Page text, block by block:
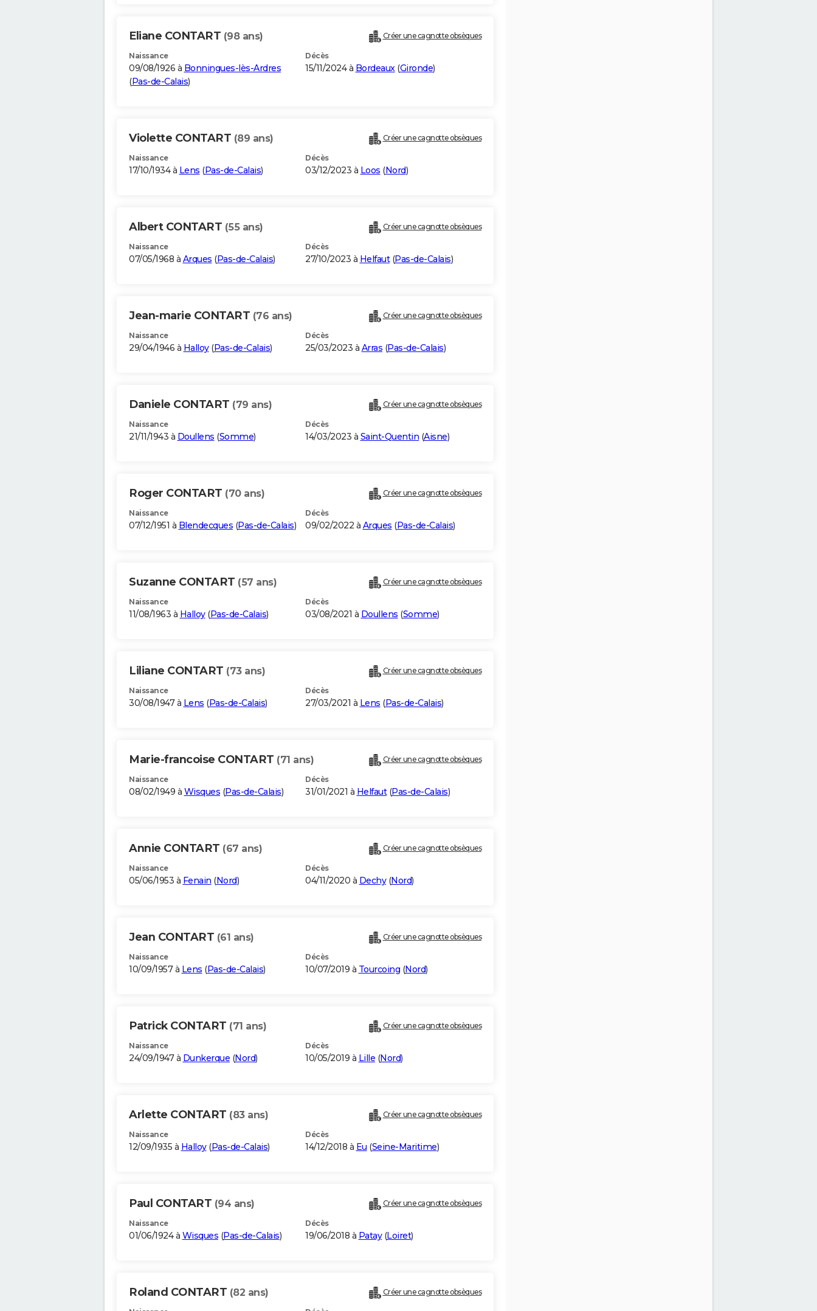
Eliane CONTART (98 ans) Créer une cagnotte obsèques
Naissance
09/08/1926 à Bonningues-lès-Ardres
(Pas-de-Calais)
Décès
15/11/2024 à Bordeaux(Gironde)
Violette CONTART (89 ans) Créer une cagnotte obsèques
Naissance
17/10/1934 à Lens (Pas-de-Calais)
Décès
03/12/2023 à Loos (Nord)
Albert CONTART (55 ans) Créer une cagnotte obsèques
Naissance
07/05/1968 à Arques (Pas-de-Calais)
Décès
27/10/2023 à Helfaut(Pas-de-Calais)
Jean-marie CONTART (76 ans) Créer une cagnotte obsèques
Naissance
29/04/1946 à Halloy(Pas-de-Calais)
Décès
25/03/2023 à Arras (Pas-de-Calais)
Daniele CONTART (79 ans) Créer une cagnotte obsèques
Naissance
21/11/1943 à Doullens (Somme)
Décès
14/03/2023 à Saint-Quentin (Aisne)
Roger CONTART (70 ans) Créer une cagnotte obsèques
Naissance
07/12/1951 à Blendecques (Pas-de-Calais)
Décès
09/02/2022 à Arques (Pas-de-Calais)
Suzanne CONTART (57 ans) Créer une cagnotte obsèques
Naissance
11/08/1963 à Halloy(Pas-de-Calais)
Décès
03/08/2021 à Doullens (Somme)
Liliane CONTART (73 ans) Créer une cagnotte obsèques
Naissance
30/08/1947 à Lens (Pas-de-Calais)
Décès
27/03/2021 à Lens (Pas-de-Calais)
Marie-francoise CONTART (71 ans) Créer une cagnotte obsèques
Naissance
08/02/1949 à Wisques (Pas-de-Calais)
Décès
31/01/2021 à Helfaut(Pas-de-Calais)
Annie CONTART (67 ans) Créer une cagnotte obsèques
Naissance
05/06/1953 à Fenain (Nord)
Décès
04/11/2020 à Dechy(Nord)
Jean CONTART (61 ans) Créer une cagnotte obsèques
Naissance
10/09/1957 à Lens (Pas-de-Calais)
Décès
10/07/2019 à Tourcoing (Nord)
Patrick CONTART (71 ans) Créer une cagnotte obsèques
Naissance
24/09/1947 à Dunkerque (Nord)
Décès
10/05/2019 à Lille (Nord)
Arlette CONTART (83 ans) Créer une cagnotte obsèques
Naissance
12/09/1935 à Halloy(Pas-de-Calais)
Décès
14/12/2018 à Eu (Seine-Maritime)
Paul CONTART (94 ans) Créer une cagnotte obsèques
Naissance
01/06/1924 à Wisques (Pas-de-Calais)
Décès
19/06/2018 à Patay(Loiret)
Roland CONTART (82 ans) Créer une cagnotte obsèques